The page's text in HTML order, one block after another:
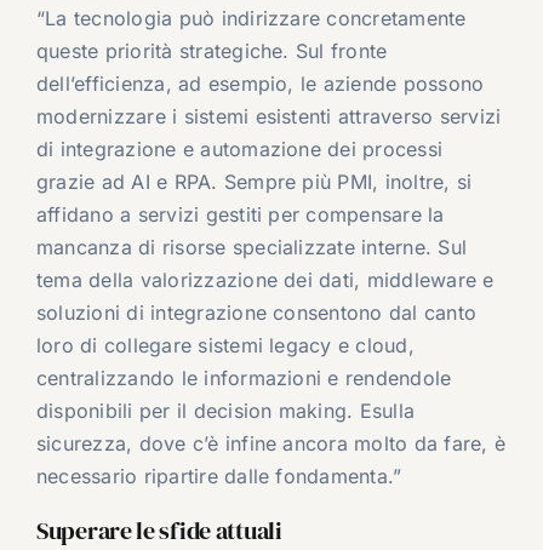
“La tecnologia può indirizzare concretamente
queste priorità strategiche. Sul fronte
dell’efficienza, ad esempio, le aziende possono
modernizzare i sistemi esistenti attraverso servizi
di integrazione e automazione dei processi
grazie ad AI e RPA. Sempre più PMI, inoltre, si
affidano a servizi gestiti per compensare la
mancanza di risorse specializzate interne. Sul
tema della valorizzazione dei dati, middleware e
soluzioni di integrazione consentono dal canto
loro di collegare sistemi legacy e cloud,
centralizzando le informazioni e rendendole
disponibili per il decision making. Esulla
sicurezza, dove c’è infine ancora molto da fare, è
necessario ripartire dalle fondamenta.”
Superare le sfide attuali